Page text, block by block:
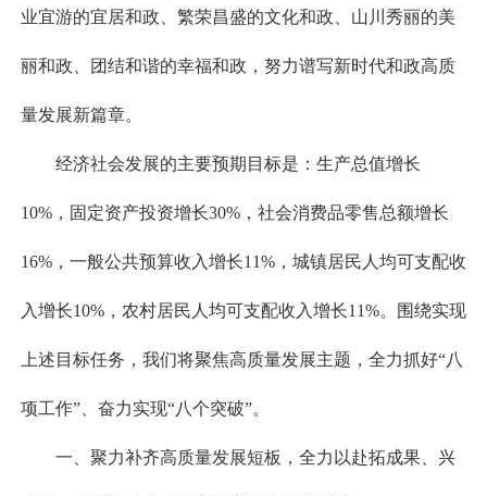
业宜游的宜居和政、繁荣昌盛的文化和政、山川秀丽的美
丽和政、团结和谐的幸福和政，努力谱写新时代和政高质
量发展新篇章。
经济社会发展的主要预期目标是：生产总值增长
10%，固定资产投资增长30%，社会消费品零售总额增长
16%，一般公共预算收入增长11%，城镇居民人均可支配收
入增长10%，农村居民人均可支配收入增长11%。围绕实现
上述目标任务，我们将聚焦高质量发展主题，全力抓好“八
项工作”、奋力实现“八个突破”。
一、聚力补齐高质量发展短板，全力以赴拓成果、兴